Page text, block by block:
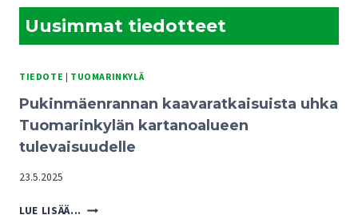
Uusimmat tiedotteet
TIEDOTE | TUOMARINKYLÄ
Pukinmäenrannan kaavaratkaisuista uhka
Tuomarinkylän kartanoalueen
tulevaisuudelle
23.5.2025
LUE LISÄÄ... PUKINMÄENRANNAN